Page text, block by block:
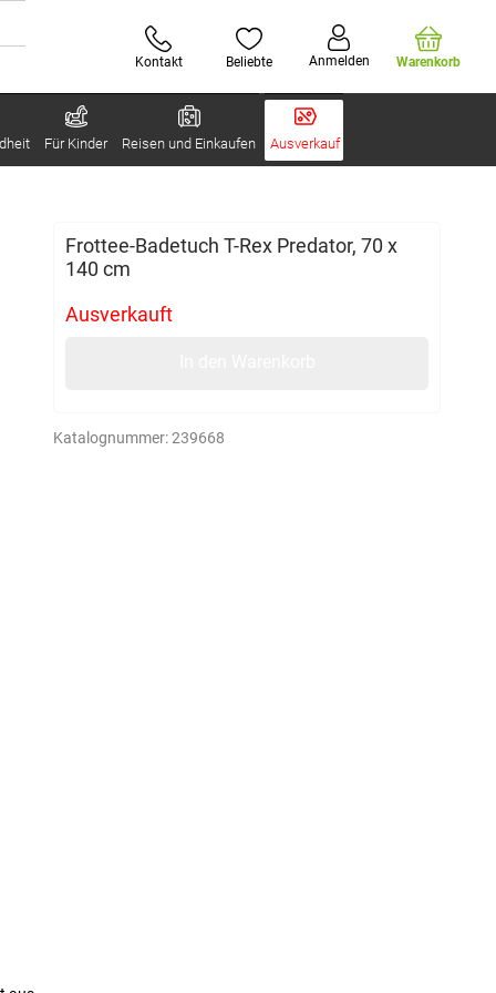
Kontakt Beliebte Anmelden Warenkorb
Für Kinder Reisen und Einkaufen Ausverkauf
Frottee-Badetuch T-Rex Predator, 70 x
140 cm
Ausverkauft
Katalognummer:239668